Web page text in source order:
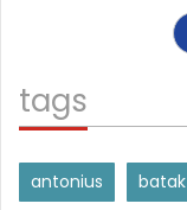
tags
antonius batak